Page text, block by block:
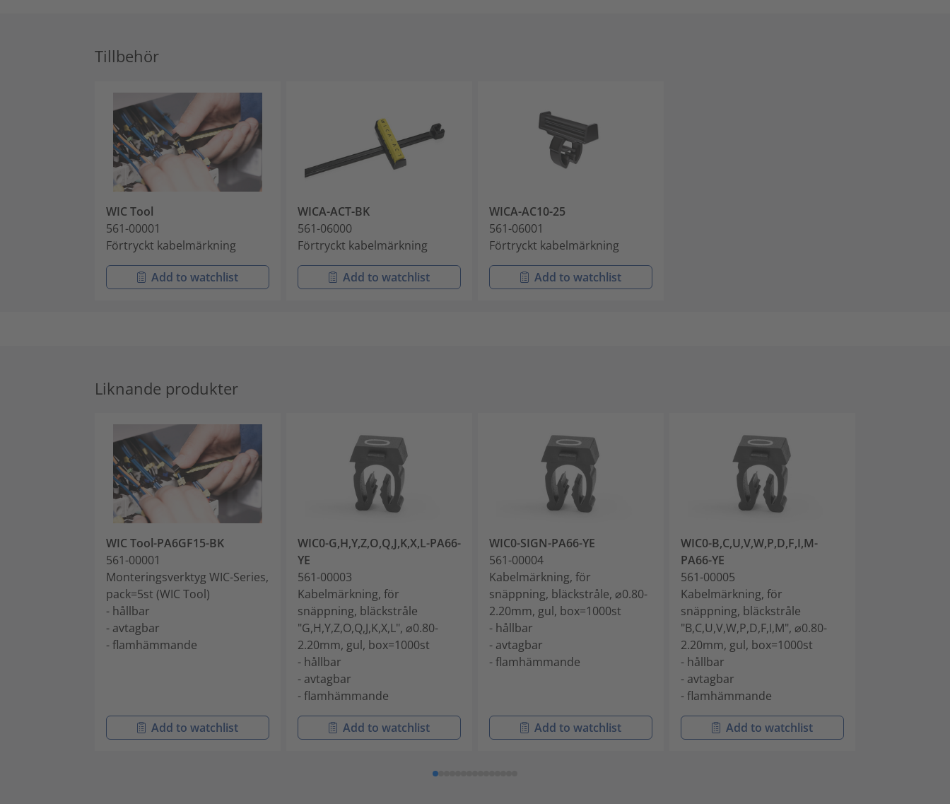
Tillbehör
WIC Tool
561-00001
Förtryckt kabelmärkning
Add to watchlist
WICA-ACT-BK
561-06000
Förtryckt kabelmärkning
Add to watchlist
WICA-AC10-25
561-06001
Förtryckt kabelmärkning
Add to watchlist
Liknande produkter
WIC Tool-PA6GF15-BK
561-00001
Monteringsverktyg WIC-Series,
pack=5st (WIC Tool)
- hållbar
- avtagbar
- flamhämmande
Add to watchlist
WIC0-G,H,Y,Z,O,Q,J,K,X,L-PA66-
YE
561-00003
Kabelmärkning, för
snäppning, bläckstråle
"G,H,Y,Z,O,Q,J,K,X,L", ⌀0.80-
2.20mm, gul, box=1000st
- hållbar
- avtagbar
- flamhämmande
Add to watchlist
WIC0-SIGN-PA66-YE
561-00004
Kabelmärkning, för
snäppning, bläckstråle, ⌀0.80-
2.20mm, gul, box=1000st
- hållbar
- avtagbar
- flamhämmande
Add to watchlist
WIC0-B,C,U,V,W,P,D,F,I,M-
PA66-YE
561-00005
Kabelmärkning, för
snäppning, bläckstråle
"B,C,U,V,W,P,D,F,I,M", ⌀0.80-
2.20mm, gul, box=1000st
- hållbar
- avtagbar
- flamhämmande
Add to watchlist